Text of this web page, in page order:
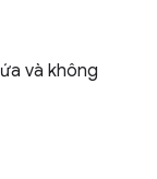
và không